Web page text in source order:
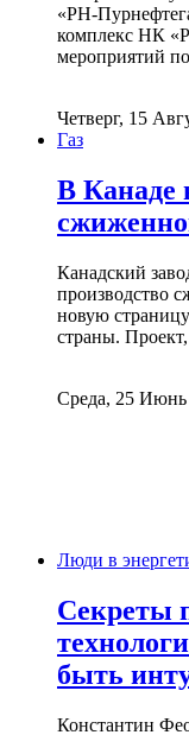
«РН-
комплекс НК
мероприятий
Четверг, 15
Газ
В Канаде
Канадский
производство
новую
страны.
Среда, 25 Июнь
Люди в
Секреты
быть
Константин